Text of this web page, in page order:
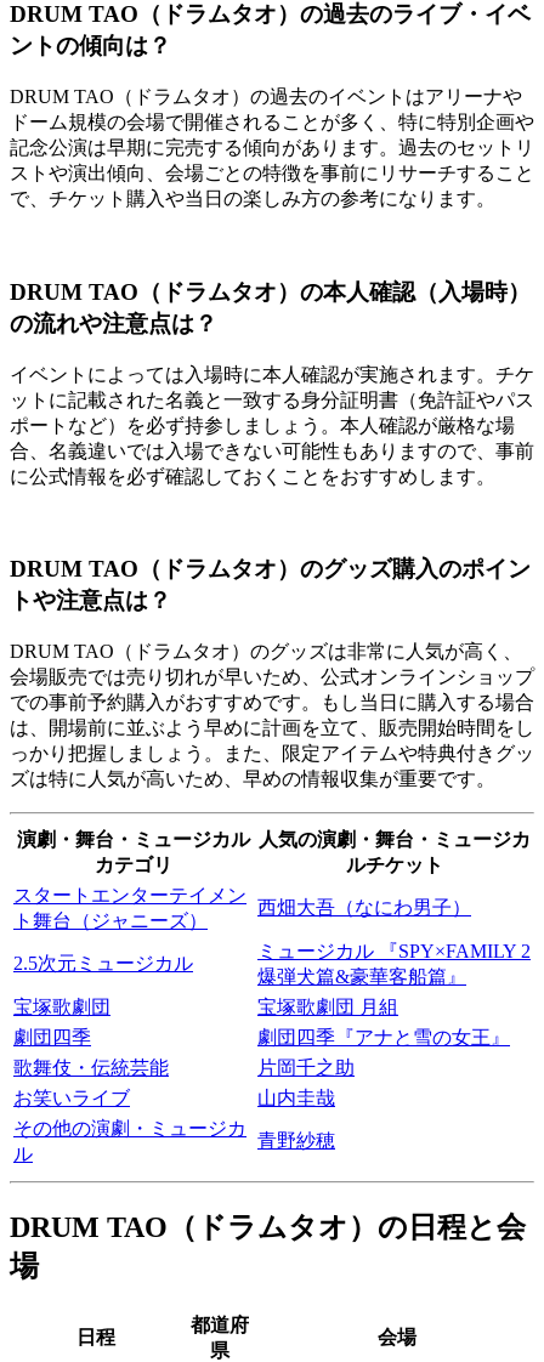
DRUM TAO（ドラムタオ）の過去のライブ・イベ
ントの傾向は？
DRUM TAO（ドラムタオ）の過去のイベントはアリーナや
ドーム規模の会場で開催されることが多く、特に特別企画や
記念公演は早期に完売する傾向があります。過去のセットリ
ストや演出傾向、会場ごとの特徴を事前にリサーチすること
で、チケット購入や当日の楽しみ方の参考になります。
DRUM TAO（ドラムタオ）の本人確認（入場時）
の流れや注意点は？
イベントによっては入場時に本人確認が実施されます。チケ
ットに記載された名義と一致する身分証明書（免許証やパス
ポートなど）を必ず持参しましょう。本人確認が厳格な場
合、名義違いでは入場できない可能性もありますので、事前
に公式情報を必ず確認しておくことをおすすめします。
DRUM TAO（ドラムタオ）のグッズ購入のポイン
トや注意点は？
DRUM TAO（ドラムタオ）のグッズは非常に人気が高く、
会場販売では売り切れが早いため、公式オンラインショップ
での事前予約購入がおすすめです。もし当日に購入する場合
は、開場前に並ぶよう早めに計画を立て、販売開始時間をし
っかり把握しましょう。また、限定アイテムや特典付きグッ
ズは特に人気が高いため、早めの情報収集が重要です。
演劇・舞台・ミュージカル
カテゴリ
人気の演劇・舞台・ミュージカ
ルチケット
スタートエンターテイメン
ト舞台（ジャニーズ）
西畑大吾（なにわ男子）
2.5次元ミュージカル
ミュージカル 『SPY×FAMILY 2
爆弾犬篇&豪華客船篇』
宝塚歌劇団
宝塚歌劇団 月組
劇団四季
劇団四季『アナと雪の女王』
歌舞伎・伝統芸能
片岡千之助
お笑いライブ
山内圭哉
その他の演劇・ミュージカ
ル
青野紗穂
DRUM TAO（ドラムタオ）の日程と会
場
日程
都道府
県
会場